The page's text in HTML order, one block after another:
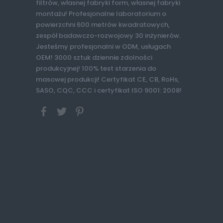
filtrów, własnej fabryki form, własnej fabryki
montażu! Profesjonalne laboratorium o
powierzchni 600 metrów kwadratowych,
zespół badawczo-rozwojowy 30 inżynierów.
Jesteśmy profesjonalni w ODM, usługach
OEM! 3000 sztuk dziennie zdolności
produkcyjnej! 100% test starzenia do
masowej produkcji! Certyfikat CE, CB, RoHs,
SASO, CQC, CCC i certyfikat ISO 9001: 2008!